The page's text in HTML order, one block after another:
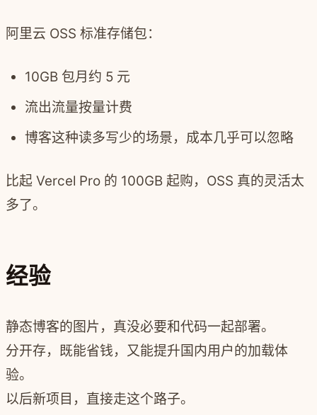
阿里云 OSS 标准存储包：
10GB 包月约 5 元
流出流量按量计费
博客这种读多写少的场景，成本几乎可以忽略
比起 Vercel Pro 的 100GB 起购，OSS 真的灵活太
多了。
经验
静态博客的图片，真没必要和代码一起部署。
分开存，既能省钱，又能提升国内用户的加载体
验。
以后新项目，直接走这个路子。